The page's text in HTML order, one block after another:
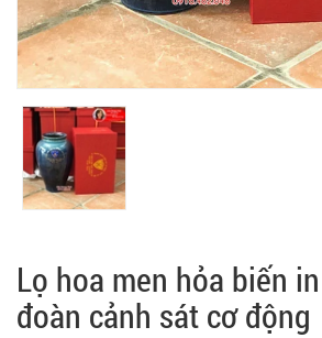
Lọ hoa men hỏa biến
đoàn cảnh sát cơ động